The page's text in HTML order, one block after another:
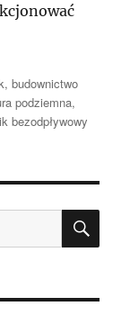
,budownictwo
podziemna,
bezodpływowy